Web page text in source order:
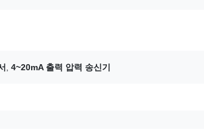
4~20mA 출력 압력 송신기